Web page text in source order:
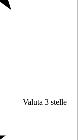
Valuta 3 stelle